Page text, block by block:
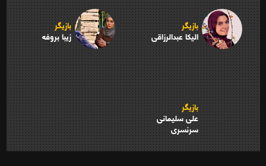
بازیگر
الیکا عبدالرزاقی
بازیگر
زیبا بروفه
بازیگر
علی سلیمانی
سرنسری